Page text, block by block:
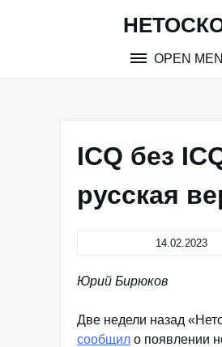
OPEN
ICQ без
русская
14.02.2023
Юрий Бирюков
Две недели назад
сообщил о появлении